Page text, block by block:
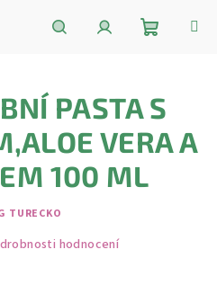
košík
PASTA S
VERA A
100 ML
TURECKO
hodnocení